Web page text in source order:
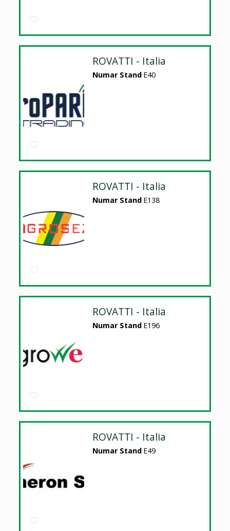
ROVATTI - Italia
Numar Stand E40
ROVATTI - Italia
Numar Stand E138
ROVATTI - Italia
Numar Stand E196
ROVATTI - Italia
Numar Stand E49